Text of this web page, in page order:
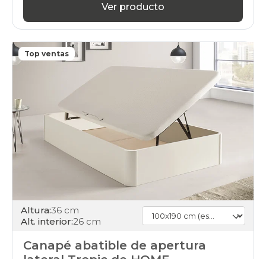
Ver producto
Top ventas
Altura:36 cm
Alt. interior:26 cm
Canapé abatible de apertura